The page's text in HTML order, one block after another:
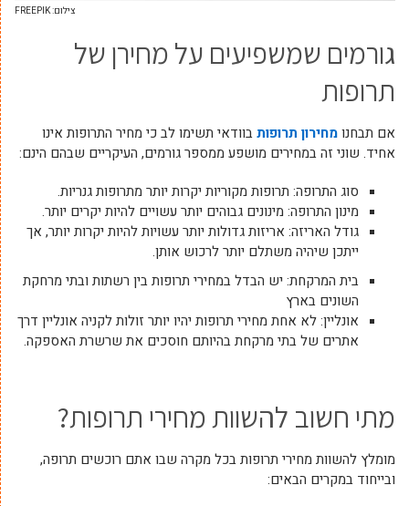
צילום: FREEPIK
גורמים שמשפיעים על מחירן של
תרופות
אם תבחנומחירון תרופותבוודאי תשימו לב כי מחיר התרופות אינו
אחיד. שוני זה במחירים מושפע ממספר גורמים, העיקריים שבהם הינם:
סוג התרופה: תרופות מקוריות יקרות יותר מתרופות גנריות.
מינון התרופה: מינונים גבוהים יותר עשויים להיות יקרים יותר.
גודל האריזה: אריזות גדולות יותר עשויות להיות יקרות יותר, אך
ייתכן שיהיה משתלם יותר לרכוש אותן.
בית המרקחת: יש הבדל במחירי תרופות בין רשתות ובתי מרחקת
השונים בארץ
אונליין: לא אחת מחירי תרופות יהיו יותר זולות לקניה אונליין דרך
אתרים של בתי מרקחת בהיותם חוסכים את שרשרת האספקה.
מתי חשוב להשוות מחירי תרופות?
מומלץ להשוות מחירי תרופות בכל מקרה שבו אתם רוכשים תרופה,
ובייחוד במקרים הבאים: